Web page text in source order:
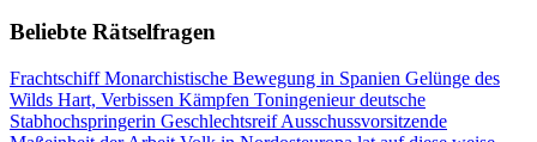
Beliebte Rätselfragen
FrachtschiffMonarchistische Bewegung in Spanien Gelünge des
Wilds Hart, Verbissen Kämpfen Toningenieurdeutsche
Stabhochspringerin GeschlechtsreifAusschussvorsitzende